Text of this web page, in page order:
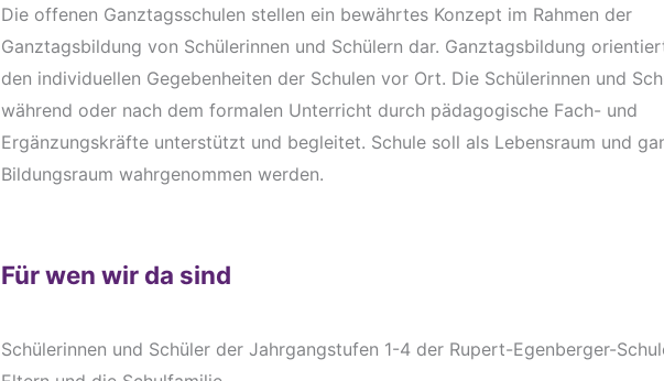
Die offenen Ganztagsschulen stellen ein bewährtes Konzept im Rahmen der
Ganztagsbildung von Schülerinnen und Schülern dar. Ganztagsbildung
den individuellen Gegebenheiten der Schulen vor Ort. Die Schülerinnen und
während oder nach dem formalen Unterricht durch pädagogische Fach- und
Ergänzungskräfte unterstützt und begleitet. Schule soll als Lebensraum und
Bildungsraum wahrgenommen werden.
Für wen wir da sind
Schülerinnen und Schüler der Jahrgangstufen 1-4 der Rupert-Egenberger-